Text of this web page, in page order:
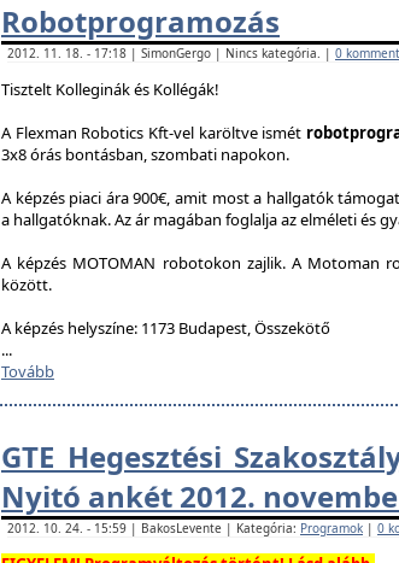
Robotprogramozás
2012. 11. 18. - 17:18 | SimonGergo | Nincs kategória. | 0
Tisztelt Kolleginák és Kollégák!
A Flexman Robotics Kft-vel karöltve ismét
3x8 órás bontásban, szombati napokon.
A képzés piaci ára 900€, amit most a hallgatók
a hallgatóknak. Az ár magában foglalja az elméleti és
A képzés MOTOMAN robotokon zajlik. A Motoman
között.
A képzés helyszíne: 1173 Budapest, Összekötő
...
Tovább
GTE Hegesztési
Nyitó ankét 2012.
2012. 10. 24. - 15:59 | BakosLevente | Kategória: Programok | 0